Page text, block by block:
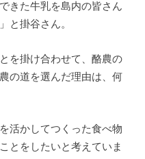
きた牛乳を島内の皆さん
と掛谷さん。
を掛け合わせて、酪農の
の道を選んだ理由は、何
活かしてつくった食べ物
とをしたいと考えていま